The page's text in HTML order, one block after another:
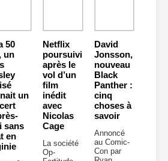
50
un
un
sans
en
Netflix
poursuivi
après le
vol d’un
film
inédit
avec
Nicolas
Cage
La société
Op-
David
Jonsson,
nouveau
Black
Panther :
cinq
choses à
savoir
Annoncé
au Comic-
Con par